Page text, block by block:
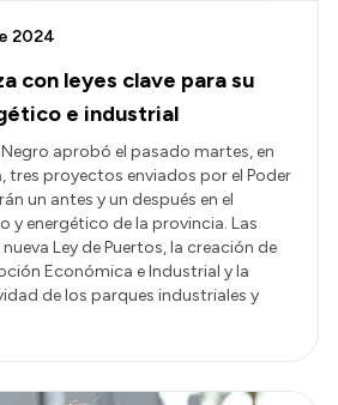
con leyes clave para su
e industrial
2024
aprobó el pasado martes, en
tres proyectos enviados por el Poder
un antes y un después en el
y energético de la provincia. Las
Ley de Puertos, la creación de
Económica e Industrial y la
de los parques industriales y